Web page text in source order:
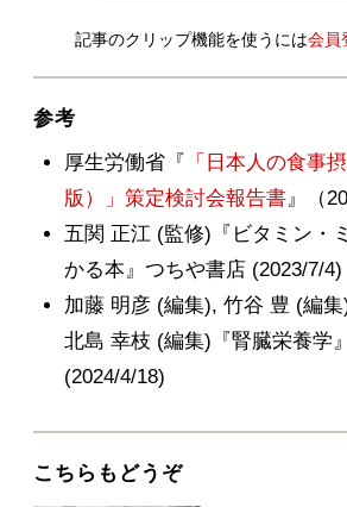
記事のクリップ機能を使うには会員
参考
厚生労働省『 「日本人の食事
版）」策定検討会報告書』（
五関 正江 (監修)『ビタミン・
かる本』つちや書店 (2023/7/4)
加藤 明彦 (編集), 竹谷 豊 (編
北島 幸枝 (編集)『腎臓栄養学
(2024/4/18)
こちらもどうぞ